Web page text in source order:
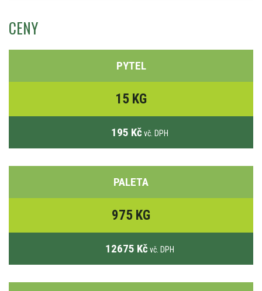
CENY
PYTEL
15 KG
195 Kč vč. DPH
PALETA
975 KG
12675 Kč vč. DPH